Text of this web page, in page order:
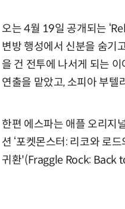
오는 4월 19일 공개되는
변방 행성에서 신분을 숨기
을 건 전투에 나서게 되는 이
연출을 맡았고, 소피아 부텔
한편 에스파는 애플 오리지
션 ‘포켓몬스터: 리코와 로
귀환'(Fraggle Rock: Back